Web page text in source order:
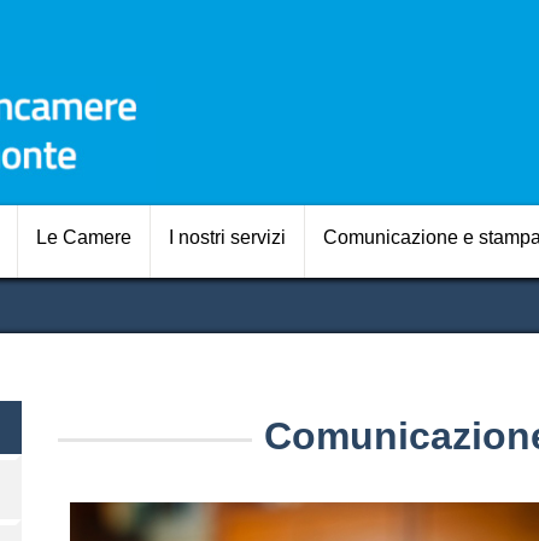
Navigazione
Le Camere I nostri servizi Comunicazione e stampa